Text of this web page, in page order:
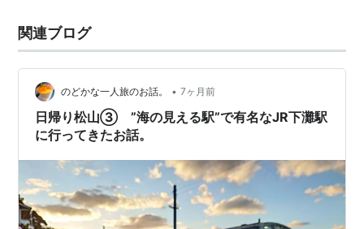
関連ブログ
のどかな一人旅のお話。 • 7ヶ月前
日帰り松山③ ”海の見える駅”で有名なJR下灘駅
に行ってきたお話。